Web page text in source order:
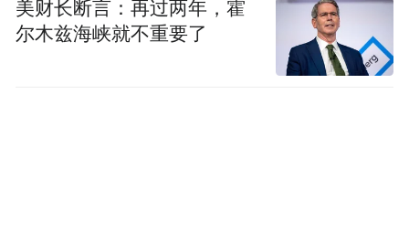
美财长断言：再过两年，霍
尔木兹海峡就不重要了